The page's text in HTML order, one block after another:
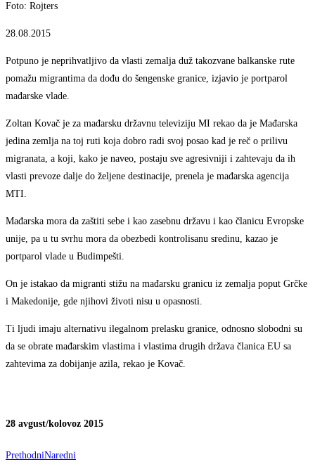
Foto: Rojters
28.08.2015
Potpuno je neprihvatljivo da vlasti zemalja duž takozvane balkanske rute
pomažu migrantima da dođu do šengenske granice, izjavio je portparol
mađarske vlade.
Zoltan Kovač je za mađarsku državnu televiziju MI rekao da je Mađarska
jedina zemlja na toj ruti koja dobro radi svoj posao kad je reč o prilivu
migranata, a koji, kako je naveo, postaju sve agresivniji i zahtevaju da ih
vlasti prevoze dalje do željene destinacije, prenela je mađarska agencija
MTI.
Mađarska mora da zaštiti sebe i kao zasebnu državu i kao članicu Evropske
unije, pa u tu svrhu mora da obezbedi kontrolisanu sredinu, kazao je
portparol vlade u Budimpešti.
On je istakao da migranti stižu na mađarsku granicu iz zemalja poput Grčke
i Makedonije, gde njihovi životi nisu u opasnosti.
Ti ljudi imaju alternativu ilegalnom prelasku granice, odnosno slobodni su
da se obrate mađarskim vlastima i vlastima drugih država članica EU sa
zahtevima za dobijanje azila, rekao je Kovač.
28 avgust/kolovoz 2015
PrethodniNaredni